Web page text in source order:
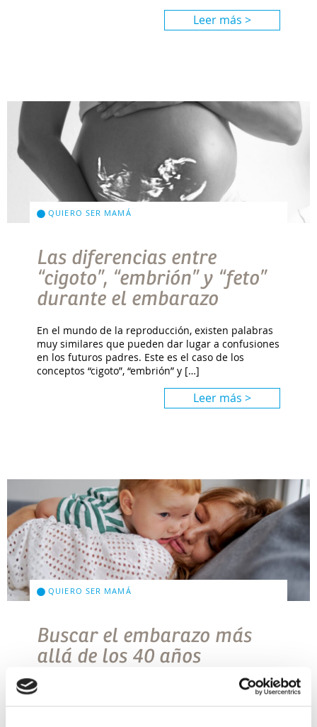
Leer más >
QUIERO SER MAMÁ
Las diferencias entre
“cigoto”, “embrión” y “feto”
durante el embarazo
En el mundo de la reproducción, existen palabras
muy similares que pueden dar lugar a confusiones
en los futuros padres. Este es el caso de los
conceptos “cigoto”, “embrión” y […]
Leer más >
QUIERO SER MAMÁ
Buscar el embarazo más
allá de los 40 años
Es algo cada vez más común que las mujeres